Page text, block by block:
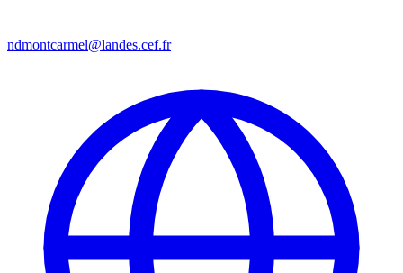
ndmontcarmel@landes.cef.fr